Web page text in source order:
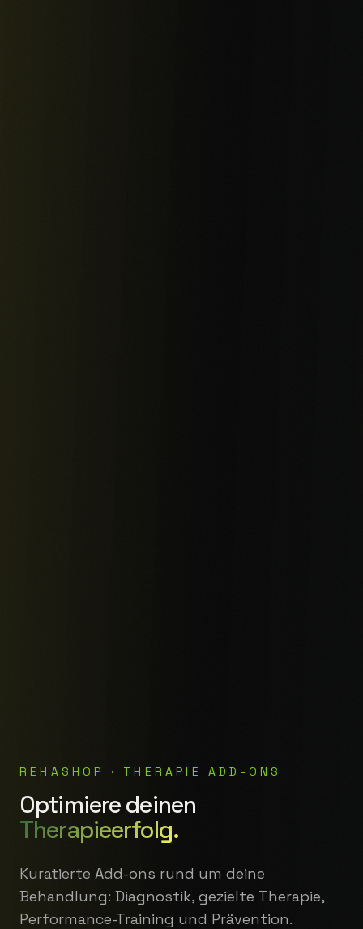
REHASHOP · THERAPIE ADD-ONS
Optimiere deinen
Therapieerfolg.
Kuratierte Add-ons rund um deine
Behandlung: Diagnostik, gezielte Therapie,
Performance-Training und Prävention.